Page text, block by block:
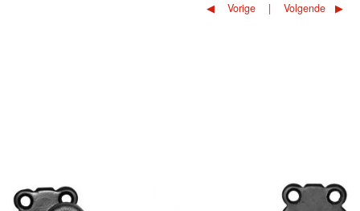
Vorige Volgende